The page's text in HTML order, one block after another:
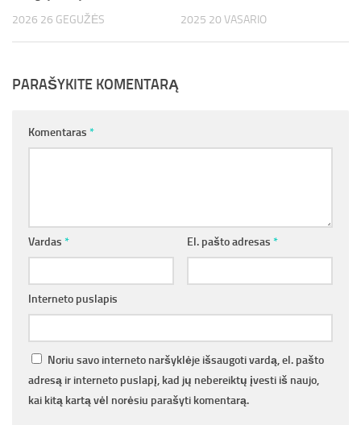
2026 26 GEGUŽĖS 2025 20 VASARIO
PARAŠYKITE KOMENTARĄ
Komentaras *
Vardas * El. pašto adresas *
Interneto puslapis
Noriu savo interneto naršyklėje išsaugoti vardą, el. pašto
adresą ir interneto puslapį, kad jų nebereiktų įvesti iš naujo,
kai kitą kartą vėl norėsiu parašyti komentarą.